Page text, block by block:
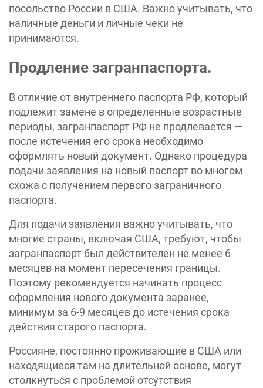
посольство России в США. Важно учитывать, что
наличные деньги и личные чеки не
принимаются.
Продление загранпаспорта.
В отличие от внутреннего паспорта РФ, который
подлежит замене в определенные возрастные
периоды, загранпаспорт РФ не продлевается —
после истечения его срока необходимо
оформлять новый документ. Однако процедура
подачи заявления на новый паспорт во многом
схожа с получением первого заграничного
паспорта.
Для подачи заявления важно учитывать, что
многие страны, включая США, требуют, чтобы
загранпаспорт был действителен не менее 6
месяцев на момент пересечения границы.
Поэтому рекомендуется начинать процесс
оформления нового документа заранее,
минимум за 6-9 месяцев до истечения срока
действия старого паспорта.
Россияне, постоянно проживающие в США или
находящиеся там на длительной основе, могут
столкнуться с проблемой отсутствия